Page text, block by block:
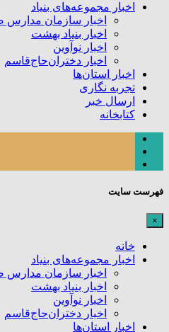
اخبار مجموعه‌های بنیاد
اخبار سازمان مدارس
اخبار بنیاد بهشت
اخبار نوآوین
اخبار دختران‌حاج‌قاسم
اخبار استان‌ها
تجربه نگاری
ارسال خبر
کتابخانه
فهرست سایت
×
خانه
اخبار مجموعه‌های بنیاد
اخبار سازمان مدارس
اخبار بنیاد بهشت
اخبار نوآوین
اخبار دختران‌حاج‌قاسم
اخبار استان‌ها